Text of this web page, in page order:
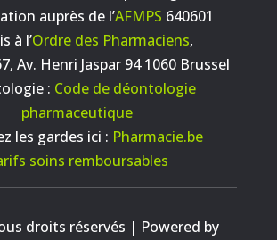
auprès de l’AFMPS 640601
à l’Ordre des Pharmaciens,
Av. Henri Jaspar 94 1060 Brussel
: Code de déontologie
pharmaceutique
les gardes ici : Pharmacie.be
soins remboursables
droits réservés | Powered by